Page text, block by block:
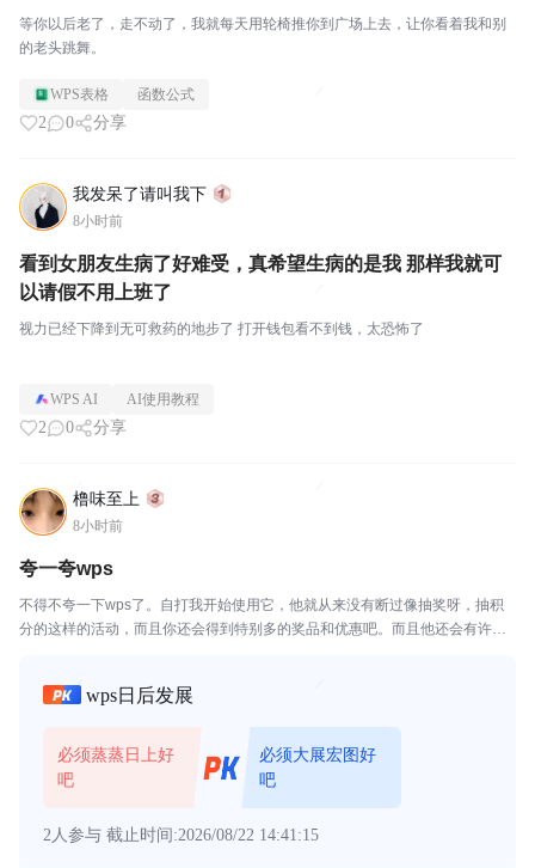
等你以后老了，走不动了，我就每天用轮椅推你到广场上去，让你看着我和别
的老头跳舞。
WPS表格 函数公式
2 0 分享
我发呆了请叫我下
8小时前
看到女朋友生病了好难受，真希望生病的是我 那样我就可
以请假不用上班了
视力已经下降到无可救药的地步了 打开钱包看不到钱，太恐怖了
WPS AI AI使用教程
2 0 分享
橹味至上
8小时前
夸一夸wps
不得不夸一下wps了。自打我开始使用它，他就从来没有断过像抽奖呀，抽积
分的这样的活动，而且你还会得到特别多的奖品和优惠吧。而且他还会有许多
wps日后发展
必须蒸蒸日上好
吧
必须大展宏图好
吧
2人参与 截止时间:2026/08/22 14:41:15